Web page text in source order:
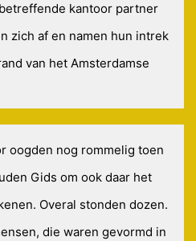
kantoor partner
zich af en namen hun intrek
van het Amsterdamse
oogden nog rommelig toen
Gids om ook daar het
Overal stonden dozen.
die waren gevormd in